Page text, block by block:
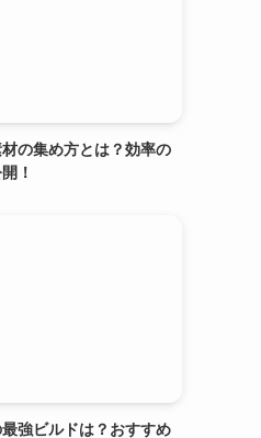
材の集め方とは？効率の
！
強ビルドは？おすすめ